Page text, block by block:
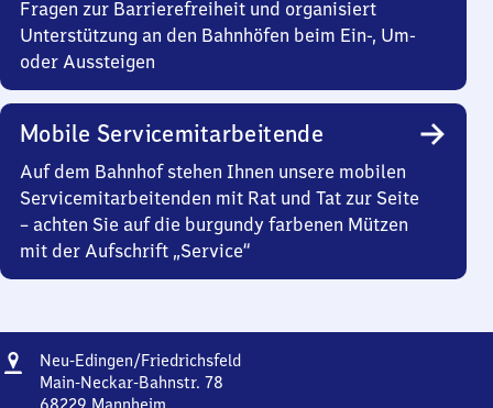
Fragen zur Barrierefreiheit und organisiert
Unterstützung an den Bahnhöfen beim Ein-, Um-
oder Aussteigen
Mobile Servicemitarbeitende
Auf dem Bahnhof stehen Ihnen unsere mobilen
Servicemitarbeitenden mit Rat und Tat zur Seite
– achten Sie auf die burgundy farbenen Mützen
mit der Aufschrift „Service“
Adresse
Neu-Edingen/​FriedrichsfeldNeu-
Main-Neckar-Bahnstr. 78